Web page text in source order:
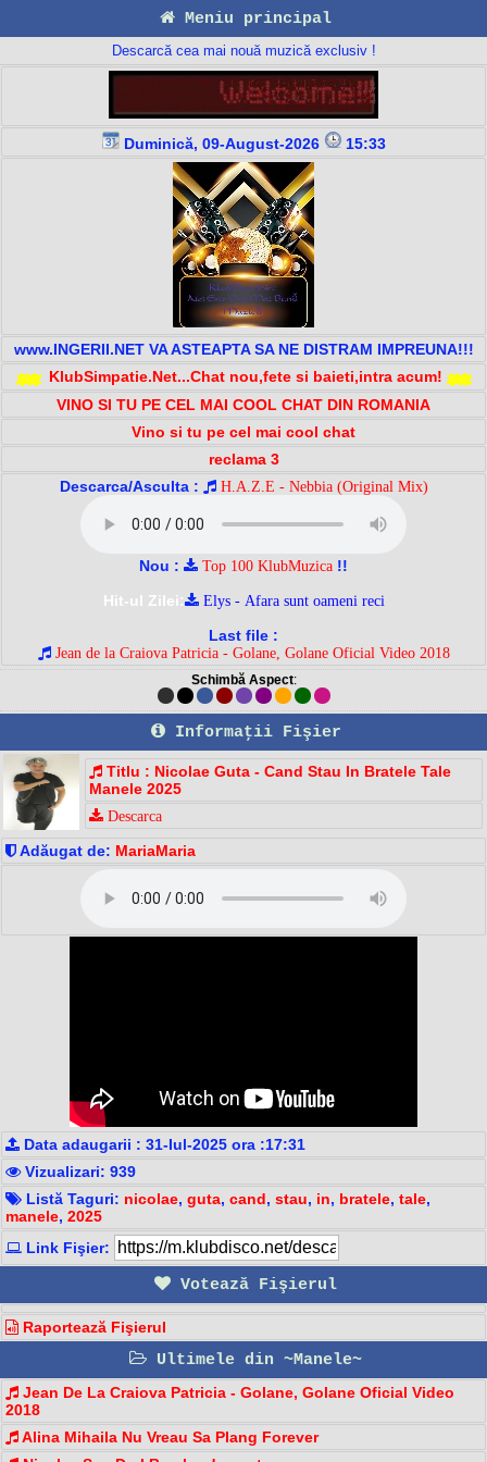
Meniu principal
Descarcă cea mai nouă muzică exclusiv !
Duminică, 09-August-2026 15:33
www.INGERII.NET VA ASTEAPTA SA NE DISTRAM IMPREUNA!!!
KlubSimpatie.Net...Chat nou,fete si baieti,intra acum!
VINO SI TU PE CEL MAI COOL CHAT DIN ROMANIA
Vino si tu pe cel mai cool chat
reclama 3
Descarca/Asculta :
H.A.Z.E - Nebbia (Original Mix)
Nou : Top 100 KlubMuzica !!
Hit-ul Zilei:
Elys - Afara sunt oameni reci
Last file :
Jean de la Craiova Patricia - Golane, Golane Oficial Video 2018
Schimbă Aspect:
Informaţii Fişier
Titlu : Nicolae Guta - Cand Stau In Bratele Tale
Manele 2025
Descarca
Adăugat de: MariaMaria
Data adaugarii : 31-Iul-2025 ora :17:31
Vizualizari: 939
Listă Taguri: nicolae, guta, cand, stau, in, bratele, tale,
manele, 2025
Link Fişier:
Votează Fişierul
Raportează Fişierul
Ultimele din ~Manele~
Jean De La Craiova Patricia - Golane, Golane Oficial Video
2018
Alina Mihaila Nu Vreau Sa Plang Forever